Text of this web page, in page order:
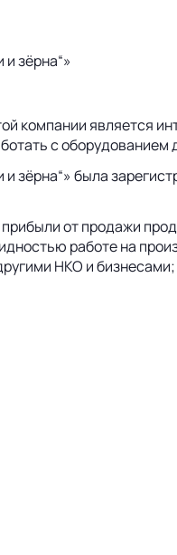
зёрна“»
компании является
с оборудованием
была
от продажи
работе на
НКО и